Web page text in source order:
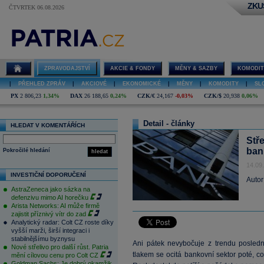
ČTVRTEK 06.08.2026
ZPRAVODAJSTVÍ AKCIE & FONDY MĚNY & SAZBY
PŘEHLED ZPRÁV AKCIOVÉ EKONOMICKÉ MĚNY KOMODITY
PX 2 806,23 1,34% DAX 26 188,65 0,24% CZK/€ 24,167 -0,03% CZK/$ 20,938 0,06%
HLEDAT V KOMENTÁŘÍCH
hledat
Pokročilé hledání
INVESTIČNÍ DOPORUČENÍ
AstraZeneca jako sázka na
defenzivu mimo AI horečku
Arista Networks: AI může firmě
zajistit příznivý vítr do zad
Analytický radar: Colt CZ roste díky
vyšší marži, širší integraci i
stabilnějšímu byznysu
Nové střelivo pro další růst. Patria
mění cílovou cenu pro Colt CZ
Detail - články
Ani pátek nevybočuje z trendu
tlakem se ocitá bankovní sektor poté,